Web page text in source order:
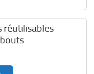
réutilisables